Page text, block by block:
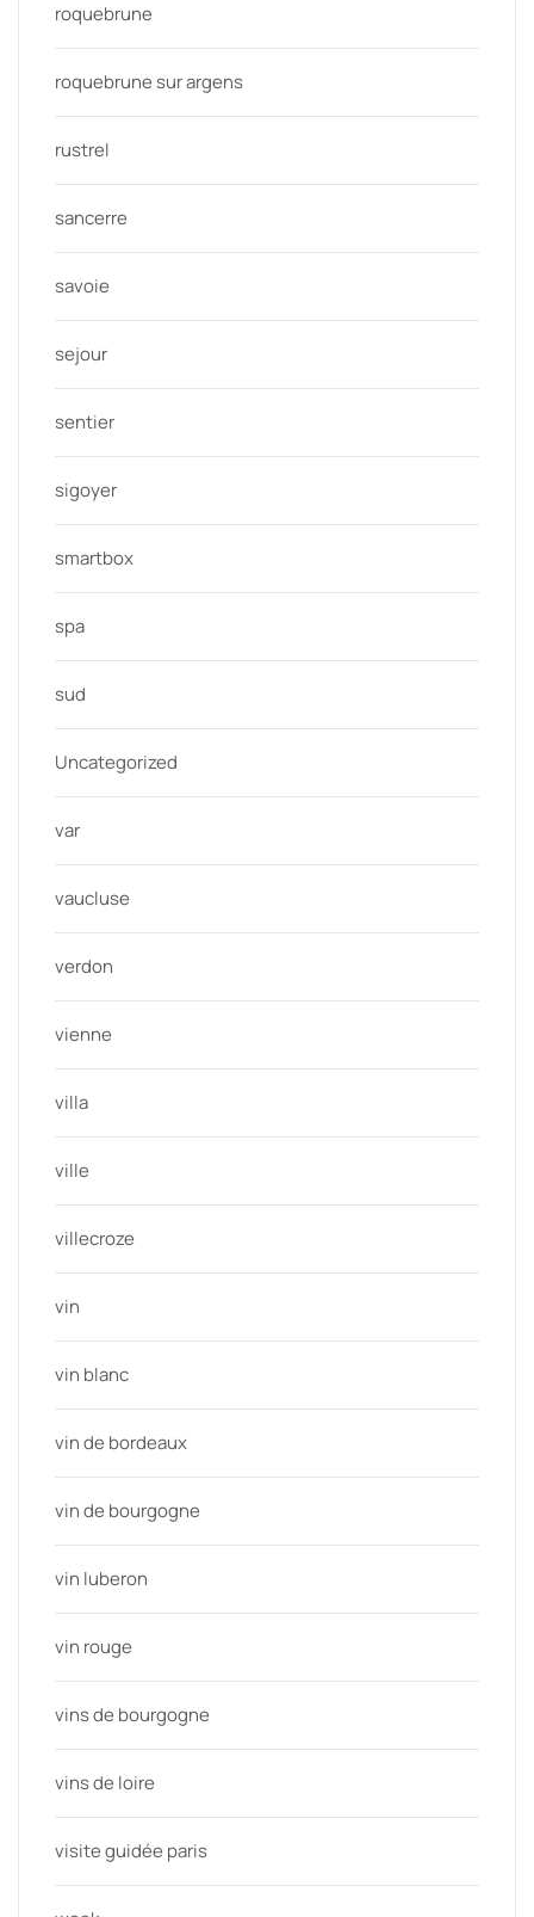
roquebrune
roquebrune sur argens
rustrel
sancerre
savoie
sejour
sentier
sigoyer
smartbox
spa
sud
Uncategorized
var
vaucluse
verdon
vienne
villa
ville
villecroze
vin
vin blanc
vin de bordeaux
vin de bourgogne
vin luberon
vin rouge
vins de bourgogne
vins de loire
visite guidée paris